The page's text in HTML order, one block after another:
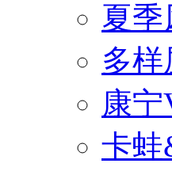
夏季
多样
康宁
卡蛙